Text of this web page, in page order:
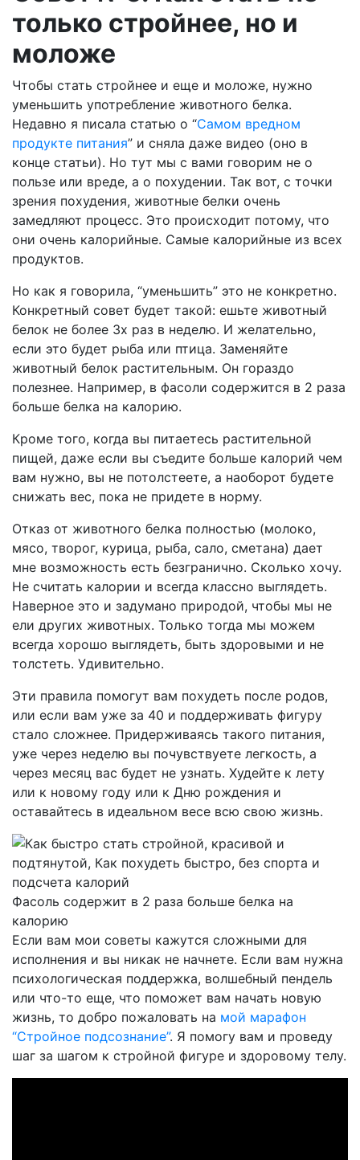
только стройнее, но и
моложе
Чтобы стать стройнее и еще и моложе, нужно
уменьшить употребление животного белка.
Недавно я писала статью о “Самом вредном
продукте питания” и сняла даже видео (оно в
конце статьи). Но тут мы с вами говорим не о
пользе или вреде, а о похудении. Так вот, с точки
зрения похудения, животные белки очень
замедляют процесс. Это происходит потому, что
они очень калорийные. Самые калорийные из всех
продуктов.
Но как я говорила, “уменьшить” это не конкретно.
Конкретный совет будет такой: ешьте животный
белок не более 3х раз в неделю. И желательно,
если это будет рыба или птица. Заменяйте
животный белок растительным. Он гораздо
полезнее. Например, в фасоли содержится в 2 раза
больше белка на калорию.
Кроме того, когда вы питаетесь растительной
пищей, даже если вы съедите больше калорий чем
вам нужно, вы не потолстеете, а наоборот будете
снижать вес, пока не придете в норму.
Отказ от животного белка полностью (молоко,
мясо, творог, курица, рыба, сало, сметана) дает
мне возможность есть безгранично. Сколько хочу.
Не считать калории и всегда классно выглядеть.
Наверное это и задумано природой, чтобы мы не
ели других животных. Только тогда мы можем
всегда хорошо выглядеть, быть здоровыми и не
толстеть. Удивительно.
Эти правила помогут вам похудеть после родов,
или если вам уже за 40 и поддерживать фигуру
стало сложнее. Придерживаясь такого питания,
уже через неделю вы почувствуете легкость, а
через месяц вас будет не узнать. Худейте к лету
или к новому году или к Дню рождения и
оставайтесь в идеальном весе всю свою жизнь.
Фасоль содержит в 2 раза больше белка на
калорию
Если вам мои советы кажутся сложными для
исполнения и вы никак не начнете. Если вам нужна
психологическая поддержка, волшебный пендель
или что-то еще, что поможет вам начать новую
жизнь, то добро пожаловать на мой марафон
“Стройное подсознание”. Я помогу вам и проведу
шаг за шагом к стройной фигуре и здоровому телу.